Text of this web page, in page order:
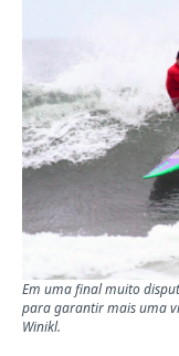
Em uma final muito
para garantir mais uma
Winikl.